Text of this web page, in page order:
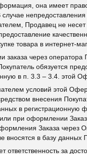
она имеет
Продавец не несет
товара в интернет-
через оператора
обязуется
в п. 3.3 – 3.4. этой
условий этой
внесения
в регистрационную
при оформлении
Заказа через
вносятся в базу данных
ответственность за